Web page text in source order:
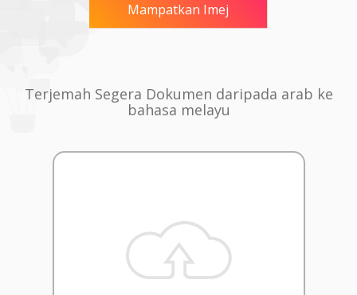
Mampatkan Imej
Terjemah Segera Dokumen daripada arab ke
bahasa melayu